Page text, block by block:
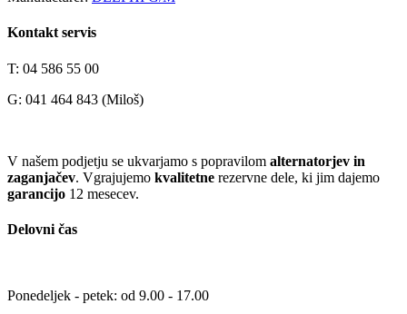
Kontakt servis
T: 04 586 55 00
G: 041 464 843 (Miloš)
V našem podjetju se ukvarjamo s popravilom alternatorjev in
zaganjačev. Vgrajujemo kvalitetne rezervne dele, ki jim dajemo
garancijo 12 mesecev.
Delovni čas
Ponedeljek - petek: od 9.00 - 17.00